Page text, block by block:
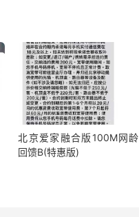
北京爱家融合版100M网龄
回馈B(特惠版)